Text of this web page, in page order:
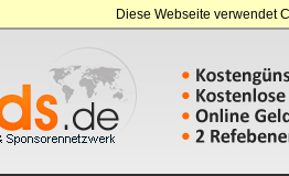
Diese Webseite verwendet